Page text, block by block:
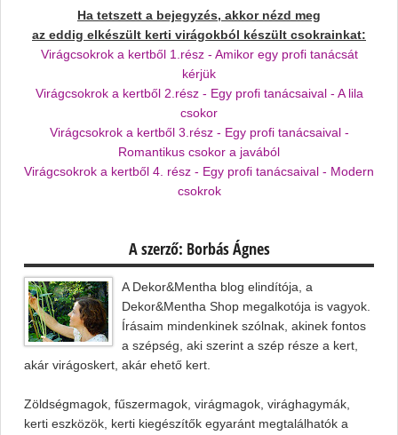
Ha tetszett a bejegyzés, akkor nézd meg
az eddig elkészült kerti virágokból készült csokrainkat:
Virágcsokrok a kertből 1.rész - Amikor egy profi tanácsát
kérjük
Virágcsokrok a kertből 2.rész - Egy profi tanácsaival - A lila
csokor
Virágcsokrok a kertből 3.rész - Egy profi tanácsaival -
Romantikus csokor a javából
Virágcsokrok a kertből 4. rész - Egy profi tanácsaival - Modern
csokrok
A szerző: Borbás Ágnes
A Dekor&Mentha blog elindítója, a
Dekor&Mentha Shop megalkotója is vagyok.
Írásaim mindenkinek szólnak, akinek fontos
a szépség, aki szerint a szép része a kert,
akár virágoskert, akár ehető kert.
Zöldségmagok, fűszermagok, virágmagok, virághagymák,
kerti eszközök, kerti kiegészítők egyaránt megtalálhatók a